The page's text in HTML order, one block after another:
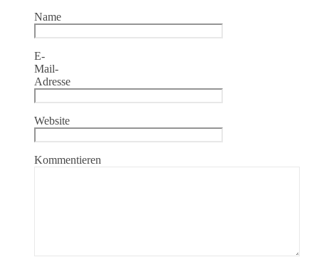
Name
E-
Mail-
Adresse
Website
Kommentieren